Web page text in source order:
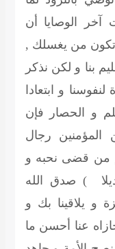
آخر الوصايا أن
تكون من يغسلك ,
بنا و لكن نذكر
و ابتعادا
و الحصار فإن
رجال
من قضى نحبه و
) صدق الله
و يلاقينا بك و
عنا أحسن ما